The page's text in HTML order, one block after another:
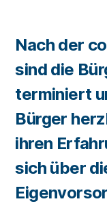
Nach der
sind die
terminiert
Bürger
ihren
sich über